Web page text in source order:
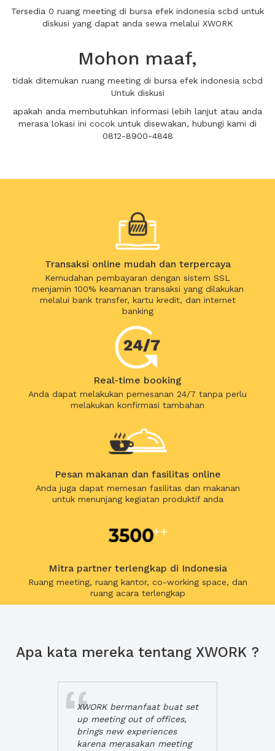
Tersedia 0 ruang meeting di bursa efek indonesia scbd untuk
diskusi yang dapat anda sewa melalui XWORK
Mohon maaf,
tidak ditemukan ruang meeting di bursa efek indonesia scbd
Untuk diskusi
apakah anda membutuhkan informasi lebih lanjut atau anda
merasa lokasi ini cocok untuk disewakan, hubungi kami di
0812-8900-4848
Transaksi online mudah dan terpercaya
Kemudahan pembayaran dengan sistem SSL
menjamin 100% keamanan transaksi yang dilakukan
melalui bank transfer, kartu kredit, dan internet
banking
Real-time booking
Anda dapat melakukan pemesanan 24/7 tanpa perlu
melakukan konfirmasi tambahan
Pesan makanan dan fasilitas online
Anda juga dapat memesan fasilitas dan makanan
untuk menunjang kegiatan produktif anda
Mitra partner terlengkap di Indonesia
Ruang meeting, ruang kantor, co-working space, dan
ruang acara terlengkap
Apa kata mereka tentang XWORK ?
XWORK bermanfaat buat set
up meeting out of offices,
brings new experiences
karena merasakan meeting